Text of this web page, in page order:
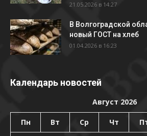
21.05.2026 в 14:27
В Волгоградской
новый ГОСТ на хлеб
01.04.2026 в 16:23
Календарь новостей
Август 2026
Пн Вт Ср Чт